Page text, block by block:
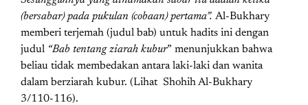
(bersabar) pada pukulan (cobaan) pertama”. Al-Bukhary
memberi terjemah (judul bab) untuk hadits ini dengan
judul “Bab tentang ziarah kubur” menunjukkan bahwa
beliau tidak membedakan antara laki-laki dan wanita
dalam berziarah kubur. (Lihat Shohih Al-Bukhary
3/110-116).